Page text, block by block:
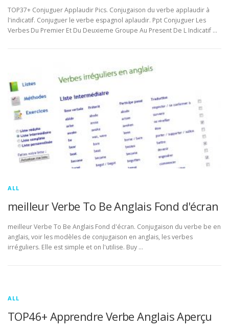
TOP37+ Conjuguer Applaudir Pics. Conjugaison du verbe applaudir à
l'indicatif. Conjuguer le verbe espagnol aplaudir. Ppt Conjuguer Les
Verbes Du Premier Et Du Deuxieme Groupe Au Present De L Indicatif …
ALL
meilleur Verbe To Be Anglais Fond d'écran
meilleur Verbe To Be Anglais Fond d'écran. Conjugaison du verbe be en
anglais, voir les modèles de conjugaison en anglais, les verbes
irréguliers. Elle est simple et on l'utilise. Buy …
ALL
TOP46+ Apprendre Verbe Anglais Aperçu